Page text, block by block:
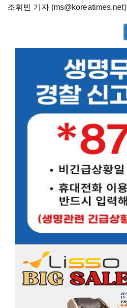
조휘빈 기자 (ms@koreatimes.net)